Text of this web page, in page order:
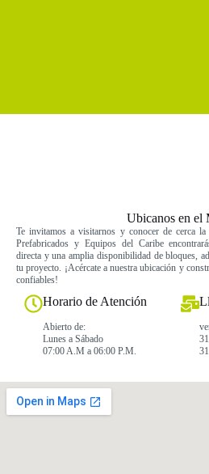
Ubicanos en el
Te invitamos a visitarnos y conocer de cerca
Prefabricados y Equipos del Caribe
directa y una amplia disponibilidad de bloques,
tu proyecto. ¡Acércate a nuestra ubicación y
confiables!
Horario de Atención
Abierto de:
Lunes a Sábado
07:00 A.M a 06:00 P.M.